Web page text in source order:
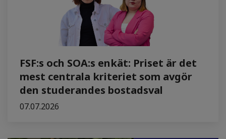
FSF:s och SOA:s enkät: Priset är det
mest centrala kriteriet som avgör
den studerandes bostadsval
07.07.2026